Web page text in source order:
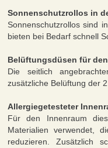
Sonnenschutzrollos in
Sonnenschutzrollos sind
bieten bei Bedarf schnell
Belüftungsdüsen für
Die seitlich
zusätzliche Belüftung der
Allergiegetesteter
Für den Innenraum
Materialien verwendet,
reduzieren. Zusätzlich